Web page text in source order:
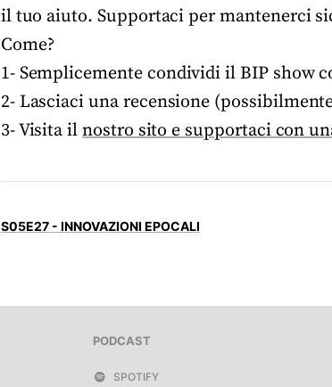
il tuo aiuto. Supportaci per mantenerci
Come?
1- Semplicemente condividi il BIP show
2- Lasciaci una recensione
3- Visita ilnostro sito e supportaci con
S05E27 - INNOVAZIONI EPOCALI
PODCAST
SPOTIFY